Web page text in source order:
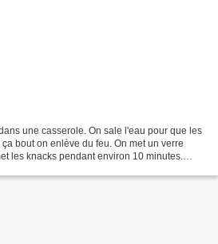
une casserole. On sale l'eau pour que les
bout on enlève du feu. On met un verre
les knacks pendant environ 10 minutes.